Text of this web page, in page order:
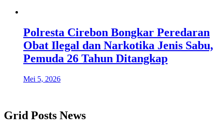
Polresta Cirebon Bongkar Peredaran
Obat Ilegal dan Narkotika Jenis Sabu,
Pemuda 26 Tahun Ditangkap
Mei 5, 2026
Grid Posts News